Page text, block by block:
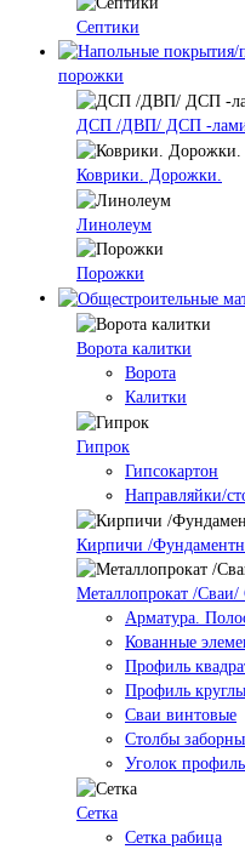
Септики
порожки
ДСП /ДВП/ ДСП -
Коврики. Дорожки.
Линолеум
Порожки
Ворота калитки
Ворота
Калитки
Гипрок
Гипсокартон
Направляйки/
Кирпичи /
Металлопрокат /Сваи/
Арматура.
Кованные
Профиль
Профиль
Сваи винтовые
Столбы
Уголок
Сетка
Cетка рабица